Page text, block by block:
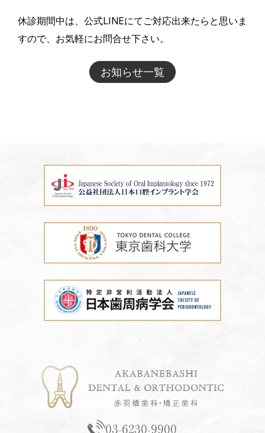
休診期間中は、公式LINEにてご対応出来たらと思いま
すので、お気軽にお問合せ下さい。
お知らせ一覧
03-6230-9900